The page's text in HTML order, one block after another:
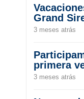
Grand
3 meses atrás
primera
3 meses atrás